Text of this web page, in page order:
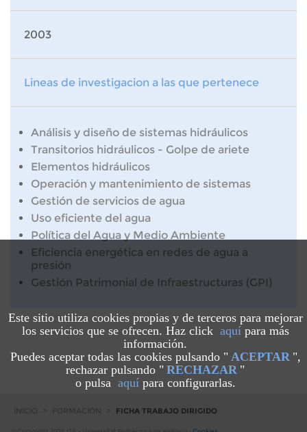
Este sitio utiliza cookies propias y de terceros para mejorar
los servicios que se ofrecen. Haz click aquípara más
información.
Puedes aceptar todas las cookies pulsando " ACEPTAR ",
rechazar pulsando " RECHAZAR "
o pulsa aquípara configurarlas.
2003
Lineas de investigacion a las que pertenece
Análisis y diseño de sistemas hidráulicos
Transitorios hidráulicos - Golpe de ariete
Elementos hidráulicos
Operación y mantenimiento de sistemas
Gestión de servicios de agua
Uso eficiente del agua
Política del Agua y Medio Ambiente
Eficiencia energética en redes de agua a
presión
Gestión Patrimonial de Infraestructuras (GPI)
FICHA TRABAJO DIRIGIDO